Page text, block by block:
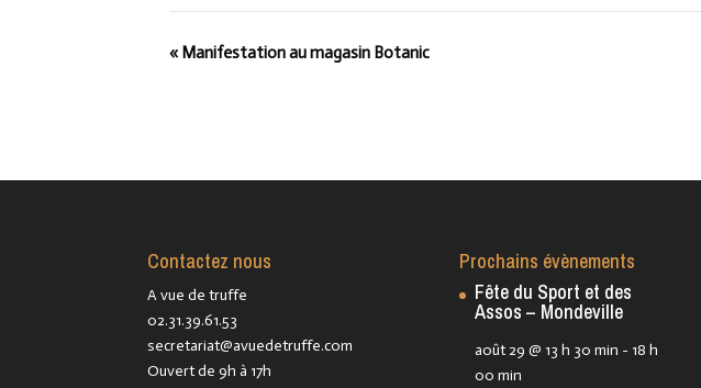
« Manifestation au magasin Botanic
Contactez nous
A vue de truffe
02.31.39.61.53
secretariat@avuedetruffe.com
Ouvert de 9h à 17h
Prochains évènements
Fête du Sport et des
Assos – Mondeville
août 29 @ 13 h 30 min - 18 h
00 min